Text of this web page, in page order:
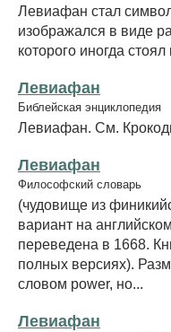
Левиафан стал
изображался в виде
которого иногда стоял
Левиафан
Библейская энциклопедия
Левиафан. См.
Левиафан
Философский словарь
(чудовище из
вариант на
переведена в 1668.
полных версиях).
словом power, но...
Левиафан